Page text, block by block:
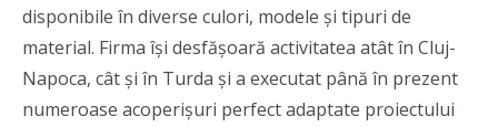
disponibile în diverse culori, modele şi tipuri de
material. Firma își desfășoară activitatea atât în Cluj-
Napoca, cât și în Turda și a executat până în prezent
numeroase acoperișuri perfect adaptate proiectului